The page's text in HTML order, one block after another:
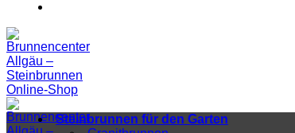
Steinbrunnen für den Garten